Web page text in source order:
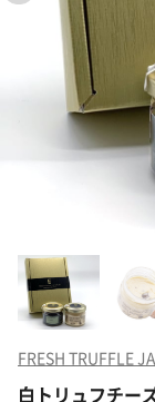
FRESH TRUFFLE
白トリュフチー